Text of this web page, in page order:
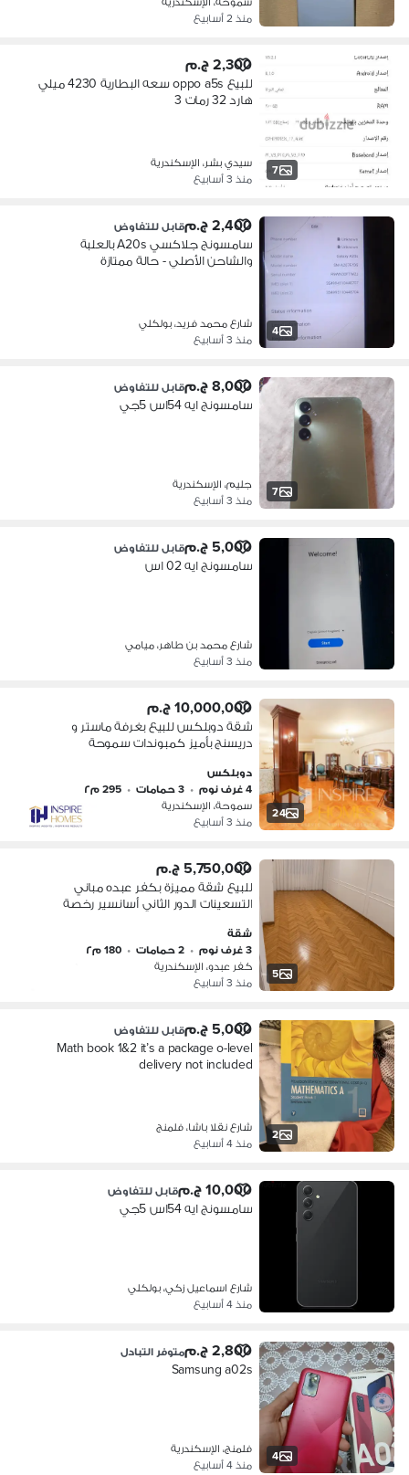
منذ 2 أسابيع
7
2,300 ج.م
للبيع oppo a5s سعه البطارية 4230 ميلي
هارد 32 رمات 3
سيدي بشر، الإسكندرية
منذ 3 أسابيع
4
2,400 ج.م قابل للتفاوض
سامسونج جلاكسي A20s بالعلبة
والشاحن الأصلي - حالة ممتازة
شارع محمد فريد، بولكلي
منذ 3 أسابيع
7
8,000 ج.م قابل للتفاوض
سامسونج ايه 54اس 5جي
جليم، الإسكندرية
منذ 3 أسابيع
5,000 ج.م قابل للتفاوض
سامسونج ايه 02 اس
شارع محمد بن طاهر، ميامي
منذ 3 أسابيع
24
10,000,000 ج.م
شقة دوبلكس للبيع بغرفة ماستر و
دريسنج بأميز كمبوندات سموحة
دوبلكس
4 غرف نوم
• 3 حمامات • 295 م٢
سموحة، الإسكندرية
منذ 3 أسابيع
5
5,750,000 ج.م
للبيع شقة مميزة بكفر عبده مباني
التسعينات الدور الثاني أسانسير رخصة
واجهة على الشارع ومنورة بالكامل
شقة
3 غرف نوم
• 2 حمامات • 180 م٢
كفر عبدو، الإسكندرية
منذ 3 أسابيع
2
5,000 ج.م قابل للتفاوض
Math book 1&2 it’s a package o-level
delivery not included
شارع نقلا باشا، فلمنج
منذ 4 أسابيع
10,000 ج.م قابل للتفاوض
سامسونج ايه 54اس 5جي
شارع اسماعيل زكي، بولكلي
منذ 4 أسابيع
4
2,800 ج.م متوفر التبادل
Samsung a02s
فلمنج، الإسكندرية
منذ 4 أسابيع